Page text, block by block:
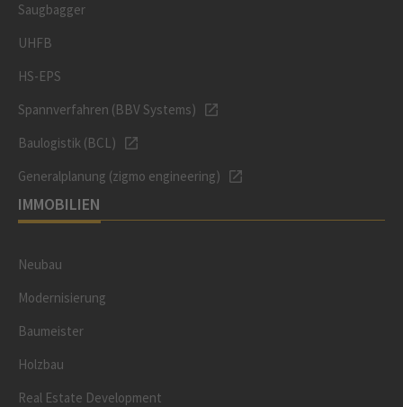
Saugbagger
UHFB
HS-EPS
Spannverfahren (BBV Systems)
Baulogistik (BCL)
Generalplanung (zigmo engineering)
IMMOBILIEN
Neubau
Modernisierung
Baumeister
Holzbau
Real Estate Development